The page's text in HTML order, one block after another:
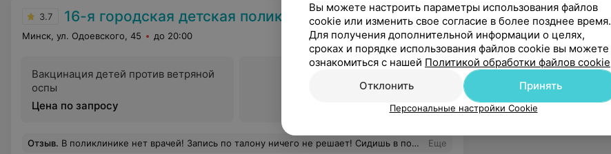
3.7 16-я городская детская поликлиника
Минск, ул. Одоевского, 45 до 20:00
Вакцинация детей против ветряной
оспы
Цена по запросу
Все цены
Отзыв. В поликлинике нет врачей! Запись по талону ничего не решает! Сидишь в поликлинике по 2 и более часа, чтобы попасть к врачу! И то, не факт, что уложишься в часы приёма! Еще
Вы можете настроить параметры использования файлов
cookie или изменить свое согласие в более позднее время.
Для получения дополнительной информации о целях,
сроках и порядке использования файлов cookie вы можете
ознакомиться с нашей Политикой обработки файлов cookie
Отклонить
Принять
Персональные настройки Cookie